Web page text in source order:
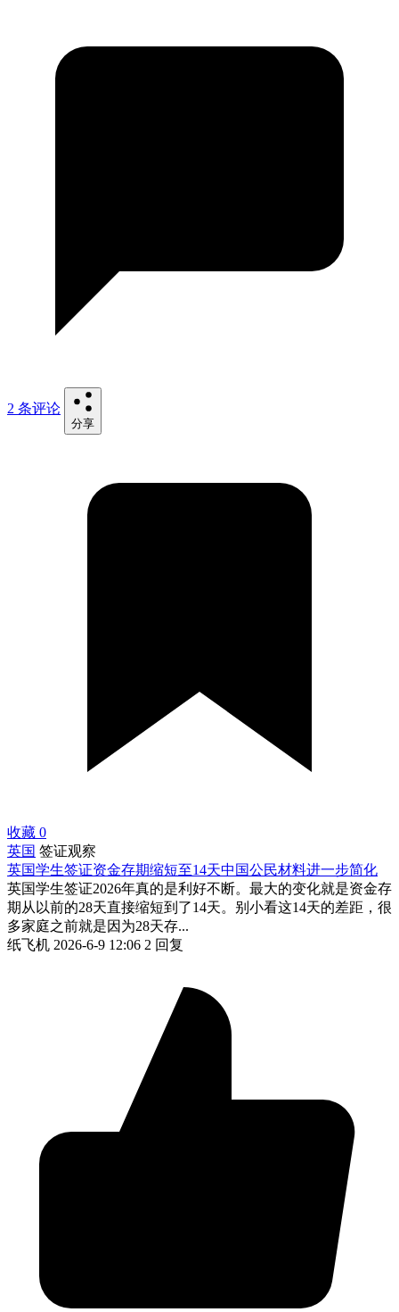
2 条评论
分享
收藏 0
英国 签证观察
英国学生签证资金存期缩短至14天中国公民材料进一步简化
英国学生签证2026年真的是利好不断。最大的变化就是资金存
期从以前的28天直接缩短到了14天。别小看这14天的差距，很
多家庭之前就是因为28天存...
纸飞机 2026-6-9 12:06 2 回复